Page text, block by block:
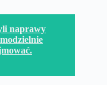
naprawy